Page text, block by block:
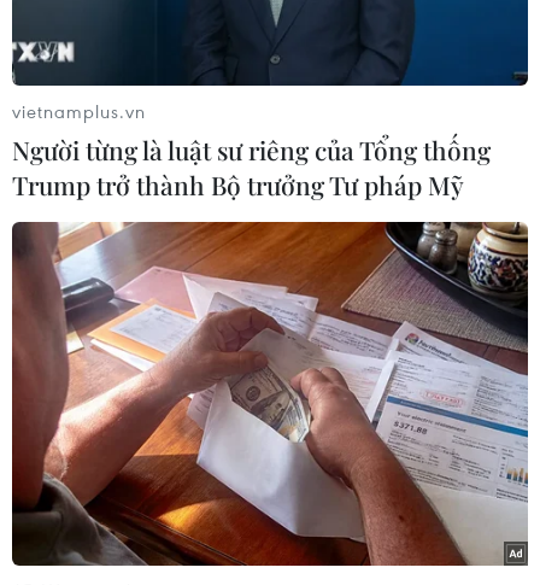
“Những trái tim vì hòa bình” đã diễn ra tại Bảo
tàng Phụ nữ Việt Nam (số 36 phố Lý Thường
Kiệt, Hoàn Kiếm, Hà Nội).
Sự kiện do Bảo tàng Phụ nữ Việt Nam phối hợp
với Câu lạc bộ “Trái tim người lính” và Cục Gìn
giữ hòa bình Việt Nam tổ chức. Đây là hoạt động
thiết thực, hướng tới kỷ niệm 47 năm Ngày giải
phóng miền Nam, thống nhất đất nước
(30/4/1975-30/4/2022).
Trong suốt chiều dài lịch sử của dân tộc, phụ nữ
Việt Nam luôn thể hiện khát vọng hòa bình và
là mắt xích quan trọng đóng góp cho nền độc
lập của dân tộc. Trong những năm tháng chiến
tranh, hình ảnh những nữ dân công gánh bộ,
đội quân tóc dài, những “tay cày tay súng,”
những nữ thanh niên xung phong tuổi đôi
vietnamplus.vn
Người từng là luật sư riêng của Tổng thống
Trump trở thành Bộ trưởng Tư pháp Mỹ